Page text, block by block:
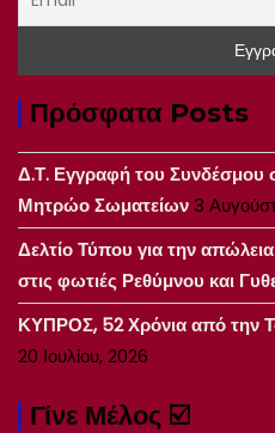
Πρόσφατα Posts
Δ.Τ. Εγγραφή του Συνδέσμου
Μητρώο Σωματείων3
Δελτίο Τύπου για την
στις φωτιές Ρεθύμνου και
ΚΥΠΡΟΣ, 52 Χρόνια από την
20 Ιουλίου, 2026
Γίνε Μέλος ☑️